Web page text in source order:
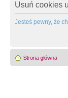
Usuń cookies
Jesteś pewny, że
Strona główna